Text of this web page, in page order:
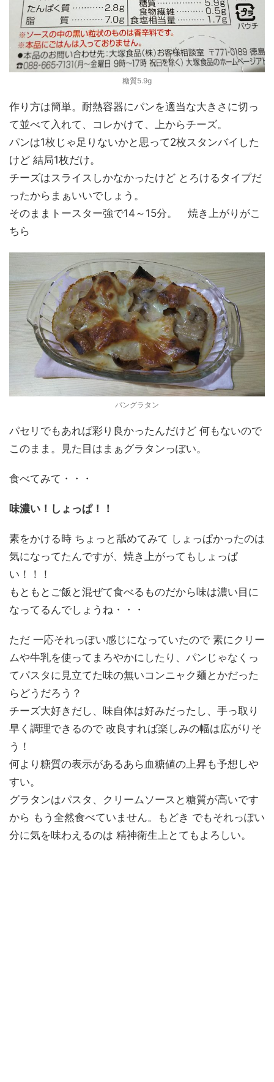
糖質5.9g
作り方は簡単。耐熱容器にパンを適当な大きさに切っ
て並べて入れて、コレかけて、上からチーズ。
パンは1枚じゃ足りないかと思って2枚スタンバイした
けど 結局1枚だけ。
チーズはスライスしかなかったけど とろけるタイプだ
ったからまぁいいでしょう。
そのままトースター強で14～15分。 焼き上がりがこ
ちら
パングラタン
パセリでもあれば彩り良かったんだけど 何もないので
このまま。見た目はまぁグラタンっぽい。
食べてみて・・・
味濃い！しょっぱ！！
素をかける時 ちょっと舐めてみて しょっぱかったのは
気になってたんですが、焼き上がってもしょっぱ
い！！！
もともとご飯と混ぜて食べるものだから味は濃い目に
なってるんでしょうね・・・
ただ 一応それっぽい感じになっていたので 素にクリー
ムや牛乳を使ってまろやかにしたり、パンじゃなくっ
てパスタに見立てた味の無いコンニャク麺とかだった
らどうだろう？
チーズ大好きだし、味自体は好みだったし、手っ取り
早く調理できるので 改良すれば楽しみの幅は広がりそ
う！
何より糖質の表示があるあら血糖値の上昇も予想しや
すい。
グラタンはパスタ、クリームソースと糖質が高いです
から もう全然食べていません。もどき でもそれっぽい
分に気を味わえるのは 精神衛生上とてもよろしい。